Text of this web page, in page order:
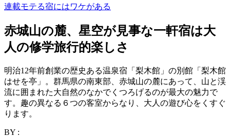
連載モテる宿にはワケがある
赤城山の麓、星空が見事な一軒宿は大
人の修学旅行的楽しさ
明治12年前創業の歴史ある温泉宿「梨木館」の別館「梨木館
はせを亭」。群馬県の南東部、赤城山の麓にあって、山と渓
流に囲まれた大自然のなかでくつろげるのが最大の魅力で
す。趣の異なる６つの客室からなり、大人の遊び心をくすぐ
ります。
BY :